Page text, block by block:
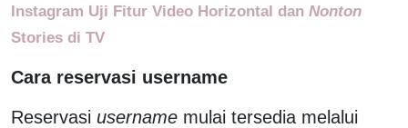
Instagram Uji Fitur Video Horizontal dan Nonton
Stories di TV
Cara reservasi username
Reservasi username mulai tersedia melalui